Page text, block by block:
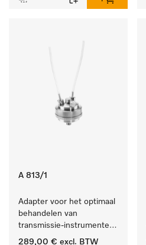
A 813/1
Adapter voor het optimaal
behandelen van
transmissie-instrumenten
met externe spray.
289,00 € excl. BTW